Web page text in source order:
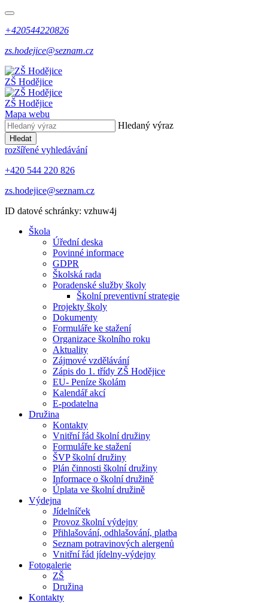
+420544220826
zs.hodejice@seznam.cz
ZŠ Hodějice
ZŠ Hodějice
Mapa webu
Hledaný výraz
Hledat
rozšířené vyhledávání
+420 544 220 826
zs.hodejice@seznam.cz
ID datové schránky: vzhuw4j
Škola
Úřední deska
Povinné informace
GDPR
Školská rada
Poradenské služby školy
Školní preventivní strategie
Projekty školy
Dokumenty
Formuláře ke stažení
Organizace školního roku
Aktuality
Zájmové vzdělávání
Zápis do 1. třídy ZŠ Hodějice
EU- Peníze školám
Kalendář akcí
E-podatelna
Družina
Kontakty
Vnitřní řád školní družiny
Formuláře ke stažení
ŠVP školní družiny
Plán činnosti školní družiny
Informace o školní družině
Úplata ve školní družině
Výdejna
Jídelníček
Provoz školní výdejny
Přihlašování, odhlašování, platba
Seznam potravinových alergenů
Vnitřní řád jídelny-výdejny
Fotogalerie
ZŠ
Družina
Kontakty